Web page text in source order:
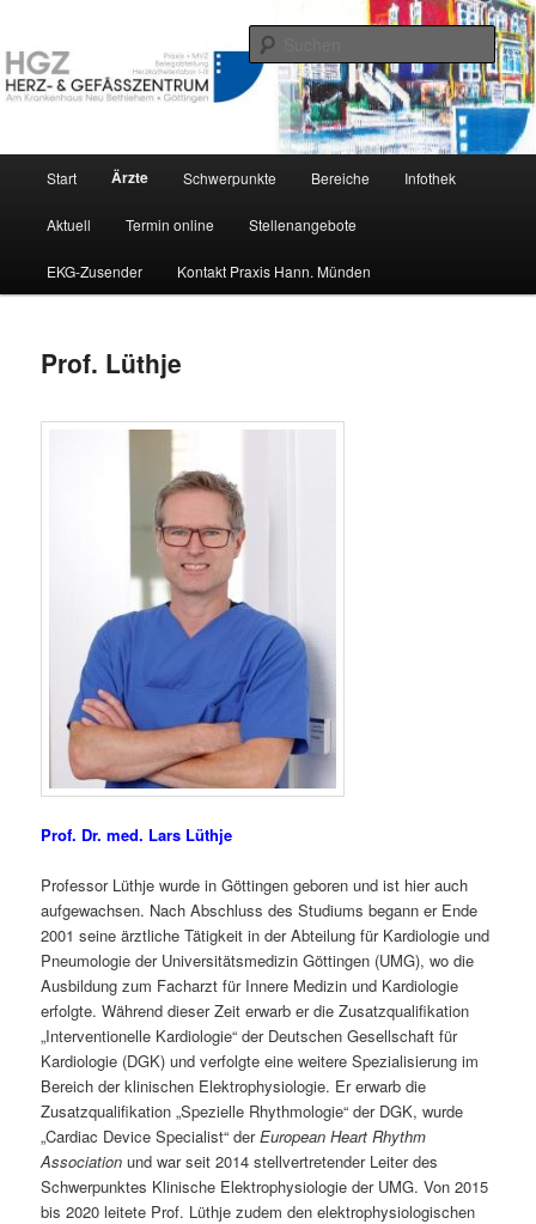
Inhalt
springenHGZ-Göttingen
Das Herz und Gefäßzentrum Göttingen stellt sich vor
Start Ärzte Schwerpunkte Bereiche Infothek
Aktuell Termin online Stellenangebote
EKG-Zusender Kontakt Praxis Hann. Münden
Prof. Lüthje
Prof. Dr. med. Lars Lüthje
Professor Lüthje wurde in Göttingen geboren und ist hier auch
aufgewachsen. Nach Abschluss des Studiums begann er Ende
2001 seine ärztliche Tätigkeit in der Abteilung für Kardiologie und
Pneumologie der Universitätsmedizin Göttingen (UMG), wo die
Ausbildung zum Facharzt für Innere Medizin und Kardiologie
erfolgte. Während dieser Zeit erwarb er die Zusatzqualifikation
„Interventionelle Kardiologie“ der Deutschen Gesellschaft für
Kardiologie (DGK) und verfolgte eine weitere Spezialisierung im
Bereich der klinischen Elektrophysiologie. Er erwarb die
Zusatzqualifikation „Spezielle Rhythmologie“ der DGK, wurde
„Cardiac Device Specialist“ derEuropean Heart Rhythm
Association und war seit 2014 stellvertretender Leiter des
Schwerpunktes Klinische Elektrophysiologie der UMG. Von 2015
bis 2020 leitete Prof. Lüthje zudem den elektrophysiologischen